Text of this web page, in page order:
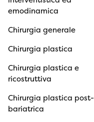
emodinamica
Chirurgia generale
Chirurgia plastica
Chirurgia plastica e
ricostruttiva
Chirurgia plastica post-
bariatrica